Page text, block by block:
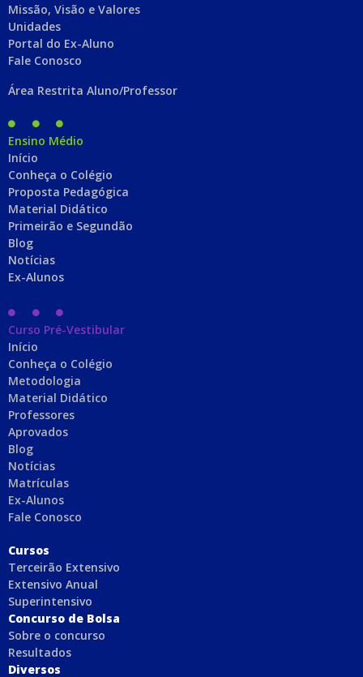
Missão, Visão e Valores
Unidades
Portal do Ex-Aluno
Fale Conosco
Área Restrita Aluno/Professor
Ensino Médio
Início
Conheça o Colégio
Proposta Pedagógica
Material Didático
Primeirão e Segundão
Blog
Notícias
Ex-Alunos
Curso Pré-Vestibular
Início
Conheça o Colégio
Metodologia
Material Didático
Professores
Aprovados
Blog
Notícias
Matrículas
Ex-Alunos
Fale Conosco
Cursos
Terceirão Extensivo
Extensivo Anual
Superintensivo
Concurso de Bolsa
Sobre o concurso
Resultados
Diversos